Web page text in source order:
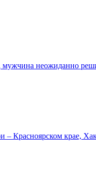
неожиданно
– Красноярском крае,